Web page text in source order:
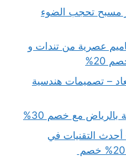
مسبح تحجب الضوء
عصرية من تندات و
– تصميمات هندسية
مع خصم 30%
التقنيات في